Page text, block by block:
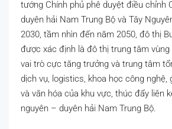
tướng Chính phủ phê duyệt điều chỉnh
duyên hải Nam Trung Bộ và Tây
2030, tầm nhìn đến năm 2050, đô thị
được xác định là đô thị trung tâm vùng
vai trò cực tăng trưởng và trung tâm
dịch vụ, logistics, khoa học công nghệ,
và văn hóa của khu vực, thúc đẩy liên
nguyên – duyên hải Nam Trung Bộ.